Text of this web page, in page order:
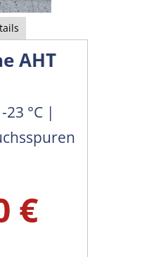
AHT
°C |
€